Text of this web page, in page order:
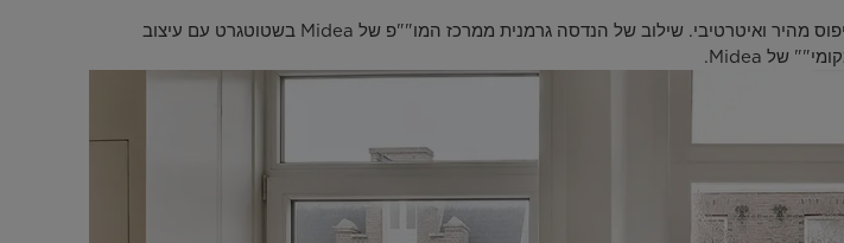
PortaSplit הוא תוצאה של מחקר מקומי מעמיק, כולל ביקורי בית וסקרים, שהובילו לאב-טיפוס מהיר ואיטרטיבי. שילוב של הנדסה גרמנית ממרכז המו""פ של Midea בשטוטגרט עם עיצוב